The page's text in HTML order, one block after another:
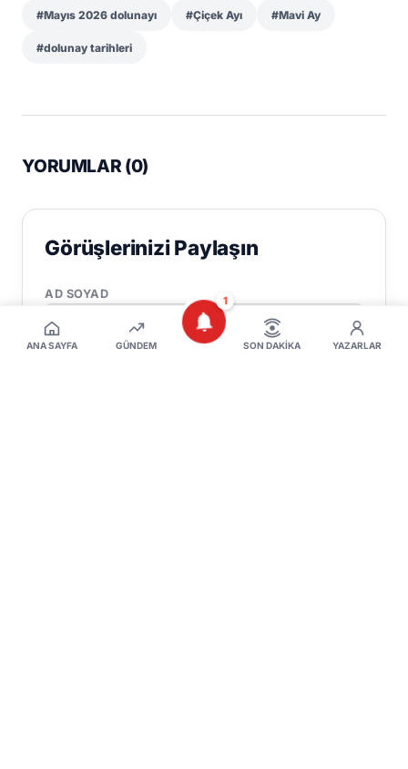
ANA SAYFA GÜNDEM
1
SON DAKIKA YAZARLAR
#Mayıs 2026 dolunayı #Çiçek Ayı #Mavi Ay
#dolunay tarihleri
YORUMLAR (0)
Görüşlerinizi Paylaşın
AD SOYAD